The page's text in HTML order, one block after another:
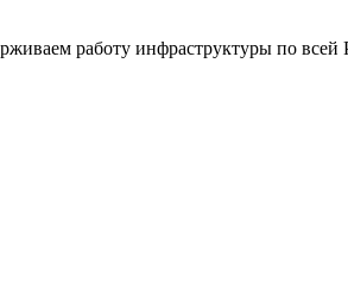
работу инфраструктуры по всей